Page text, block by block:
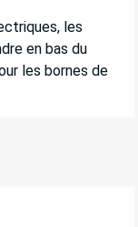
les
en bas du
les bornes de